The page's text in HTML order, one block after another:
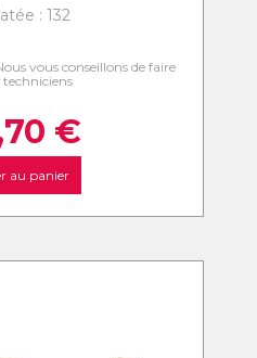
: 132
vous conseillons de faire
techniciens
€
au panier